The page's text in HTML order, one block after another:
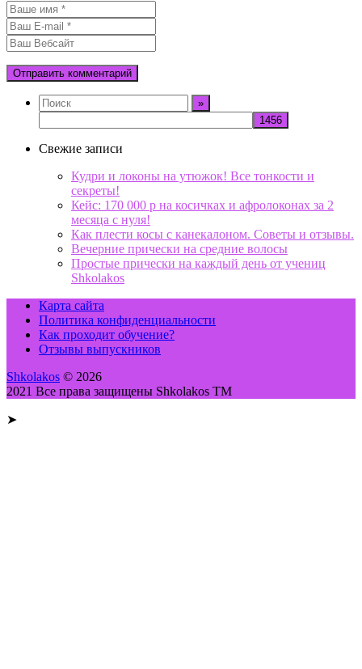
Свежие записи
Кудри и локоны на утюжок! Все тонкости и
секреты!
Кейс: 170 000 р на косичках и афролоконах за 2
месяца с нуля!
Как плести косы с канекалоном. Советы и отзывы.
Вечерние прически на средние волосы
Простые прически на каждый день от учениц
Shkolakos
Карта сайта
Политика конфиденциальности
Как проходит обучение?
Отзывы выпускников
Shkolakos © 2026
2021 Все права защищены Shkolakos TM
➤